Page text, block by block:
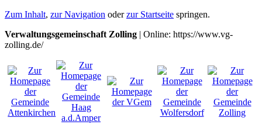
Zum Inhalt, zur Navigation oderzur Startseite springen.
Verwaltungsgemeinschaft Zolling | Online: https://www.vg-
zolling.de/